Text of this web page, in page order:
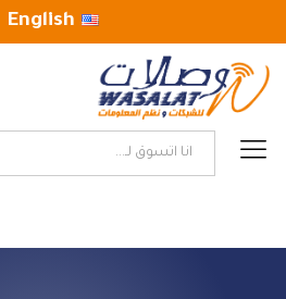
English